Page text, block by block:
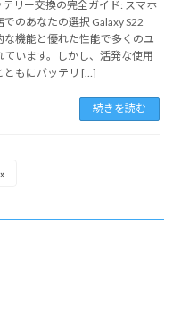
テリー交換の完全ガイド: スマホ
でのあなたの選択 Galaxy S22
な機能と優れた性能で多くのユ
ています。しかし、活発な使用
ともにバッテリ […]
続きを読む
»